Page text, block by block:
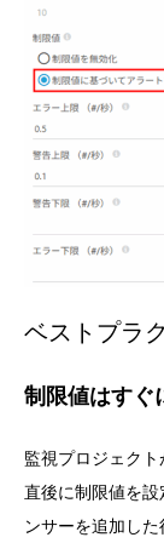
ベストプラ
制限値はすぐ
監視プロジェク
直後に制限値を
ンサーを追加し